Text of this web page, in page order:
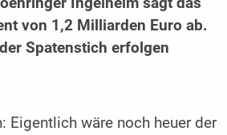
von 1,2 Milliarden Euro ab.
Spatenstich erfolgen
Eigentlich wäre noch heuer der